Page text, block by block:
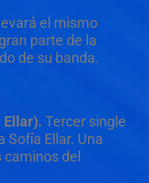
el mismo
parte de la
de su banda.
Ellar). Tercer single
Sofía Ellar. Una
caminos del